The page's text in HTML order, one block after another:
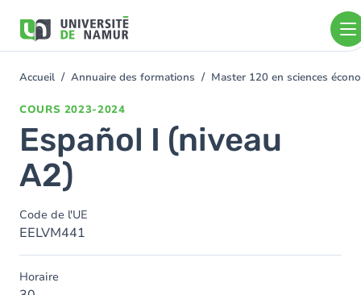
contenu
You
Accueil Annuaire des formations Master 120 en sciences
COURS 2023-2024
Español I (niveau
A2)
Code de l'UE
EELVM441
Horaire